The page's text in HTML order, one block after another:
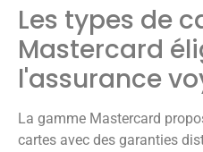
Les types de
Mastercard
l'assurance
La gamme Mastercard
cartes avec des garanties